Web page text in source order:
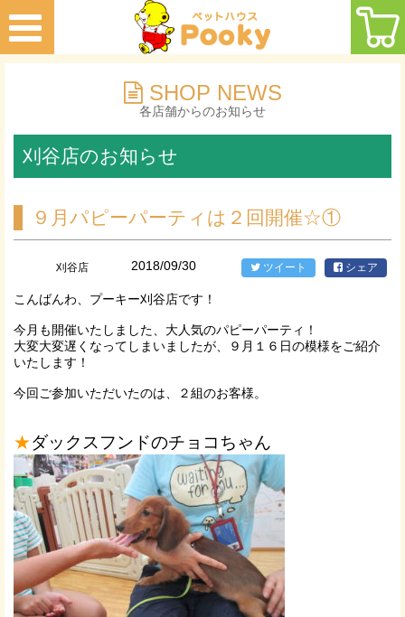
SHOP NEWS
各店舗からのお知らせ
刈谷店のお知らせ
９月パピーパーティは２回開催☆①
刈谷店 2018/09/30 ツイート シェア
こんばんわ、プーキー刈谷店です！
今月も開催いたしました、大人気のパピーパーティ！
大変大変遅くなってしまいましたが、９月１６日の模様をご紹介
いたします！
今回ご参加いただいたのは、２組のお客様。
★ダックスフンドのチョコちゃん